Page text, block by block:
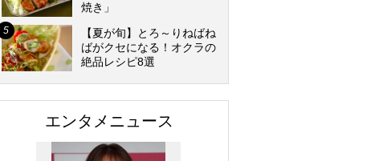
焼き」
【夏が旬】とろ～りねばね
ばがクセになる！オクラの
絶品レシピ8選
エンタメニュース